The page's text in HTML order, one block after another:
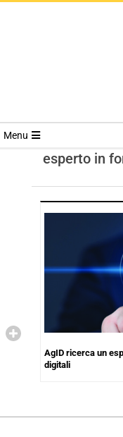
Menu
esperto in
AgID ricerca un
digitali